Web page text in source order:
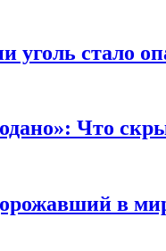
уголь стало
Что
в